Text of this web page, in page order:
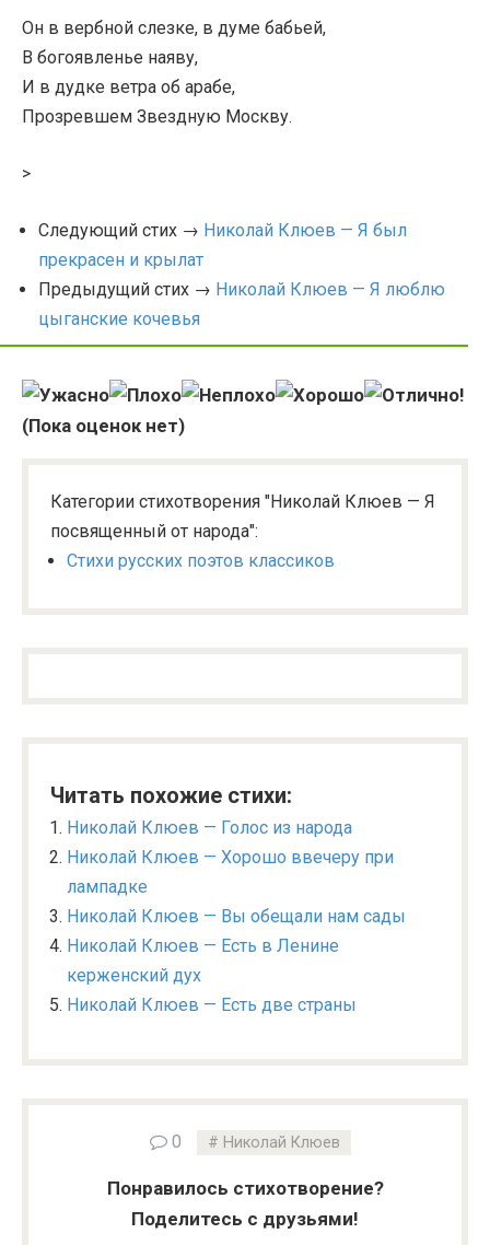
Он в вербной слезке, в думе бабьей,
В богоявленье наяву,
И в дудке ветра об арабе,
Прозревшем Звездную Москву.
>
Следующий стих → Николай Клюев — Я был
прекрасен и крылат
Предыдущий стих → Николай Клюев — Я люблю
цыганские кочевья
(Пока оценок нет)
Категории стихотворения "Николай Клюев — Я
посвященный от народа":
Стихи русских поэтов классиков
Читать похожие стихи:
Николай Клюев — Голос из народа
Николай Клюев — Хорошо ввечеру при
лампадке
Николай Клюев — Вы обещали нам сады
Николай Клюев — Есть в Ленине
керженский дух
Николай Клюев — Есть две страны
0 Николай Клюев
Понравилось стихотворение?
Поделитесь с друзьями!